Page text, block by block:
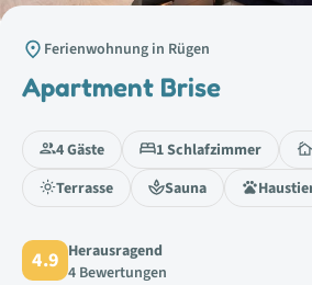
Ferienwohnung in Rügen
Apartment Brise
4 Gäste 1 Schlafzimmer
Terrasse
Sauna
4.9 Herausragend
4 Bewertungen